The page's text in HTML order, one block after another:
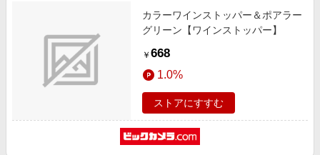
カラーワインストッパー＆ポアラー
グリーン【ワインストッパー】
￥ 668
1.0%
ストアにすすむ